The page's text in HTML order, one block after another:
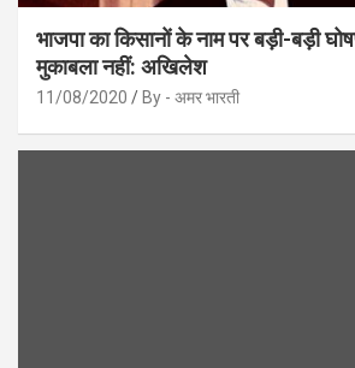
भाजपा का किसानों के नाम पर बड़ी-बड़ी
मुकाबला नहीं: अखिलेश
11/08/2020 By - अमर भारती